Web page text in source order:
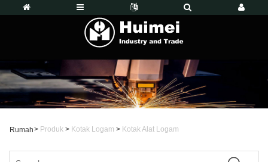
Rumah> Produk > Kotak Logam > Kotak Alat Logam